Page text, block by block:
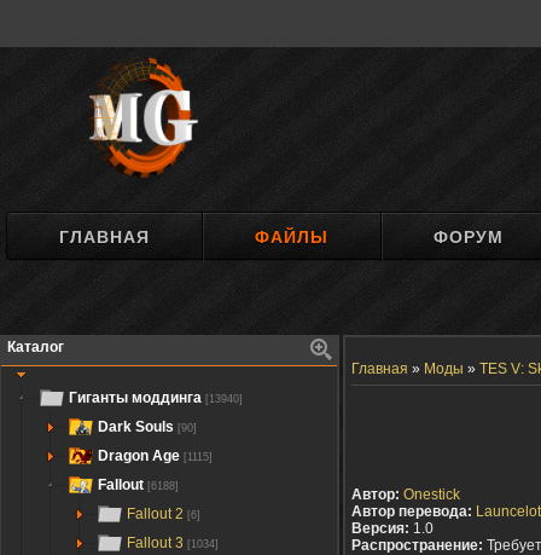
ГЛАВНАЯ ФАЙЛЫ ФОРУМ
Каталог
Гиганты моддинга [13940]
Dark Souls [90]
Dragon Age [1115]
Fallout [6188]
Fallout 2 [6]
Fallout 3 [1034]
Главная » Моды » TES V:
Автор: Onestick
Автор перевода: Launcelot
Версия: 1.0
Распространение: